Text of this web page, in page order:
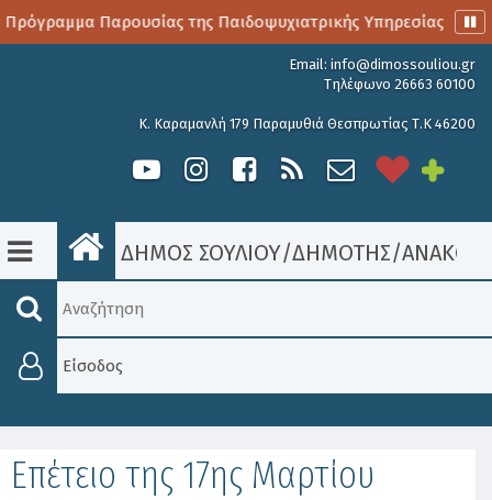
Παρουσίας της Παιδοψυχιατρικής Υπηρεσίας
Email: info@dimossouliou.gr
Τηλέφωνο 26663 60100
Κ. Καραμανλή 179 Παραμυθιά Θεσπρωτίας Τ.Κ 46200
ΔΗΜΟΣ ΣΟΥΛΙΟΥ/ΔΗΜΟΤΗΣ/
Είσοδος
Eπέτειο της 17ης Μαρτίου